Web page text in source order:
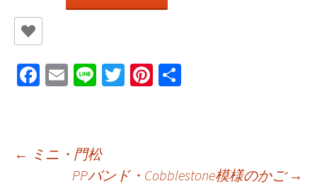
Fa
o
o
E
Li T
Pi
投
← ミニ・門松
PPバンド・Cobblestone模様のかご →